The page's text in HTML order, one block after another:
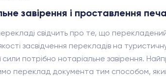
завірення і проставлення
свідчить про те, що
засвідчення перекладів на
потрібно нотаріальне завірення.
переклад документа тим способом,